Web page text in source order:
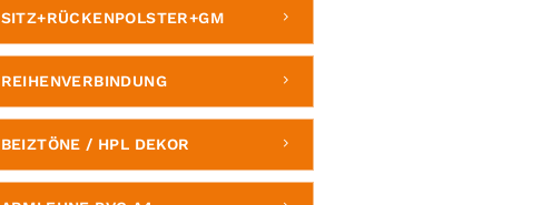
SITZ+RÜCKENPOLSTER+GM
REIHENVERBINDUNG
BEIZTÖNE / HPL DEKOR